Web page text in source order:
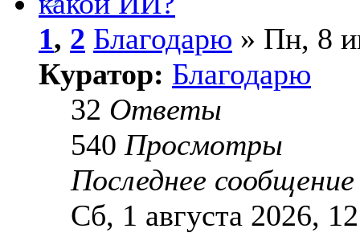
1, 2 Благодарю » Пн, 8
Куратор: Благодарю
32 Ответы
540 Просмотры
Последнее
Сб, 1 августа 2026,